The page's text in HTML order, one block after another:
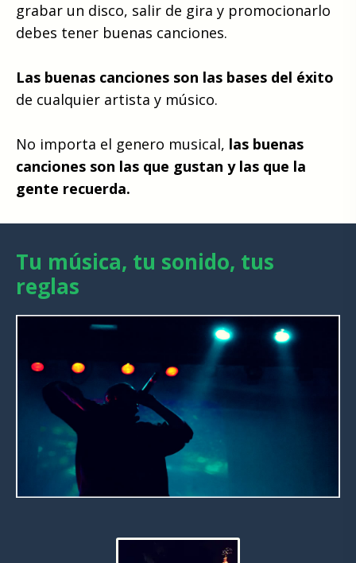
grabar un disco, salir de gira y promocionarlo
debes tener buenas canciones.
Las buenas canciones son las bases del éxito
de cualquier artista y músico.
No importa el genero musical, las buenas
canciones son las que gustan y las que la
gente recuerda.
Tu música, tu sonido, tus
reglas